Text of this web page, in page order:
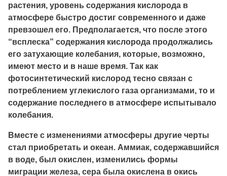
растения, уровень содержания кислорода в
атмосфере быстро достиг современного и даже
превзошел его. Предполагается, что после этого
“всплеска” содержания кислорода продолжались
его затухающие колебания, которые, возможно,
имеют место и в наше время. Так как
фотосинтетический кислород тесно связан с
потреблением углекислого газа организмами, то и
содержание последнего в атмосфере испытывало
колебания.
Вместе с изменениями атмосферы другие черты
стал приобретать и океан. Аммиак, содержавшийся
в воде, был окислен, изменились формы
миграции железа, сера была окислена в окись